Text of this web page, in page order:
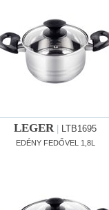
LEGER| LTB1695
EDÉNY FEDŐVEL 1,8L